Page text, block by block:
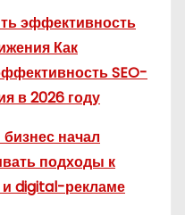
эффективность
Как
SEO-
в 2026 году
начал
подходы к
и digital-рекламе